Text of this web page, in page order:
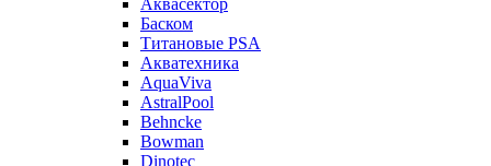
Аквасектор
Баском
Титановые PSA
Акватехника
AquaViva
AstralPool
Behncke
Bowman
Dinotec